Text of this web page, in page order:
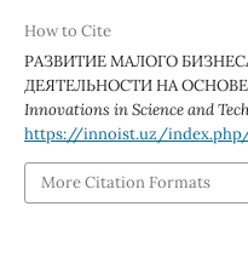
How to Cite
РАЗВИТИЕ МАЛОГО
ДЕЯТЕЛЬНОСТИ НА
Innovations in Science and
https://innoist.uz/
More Citation Formats